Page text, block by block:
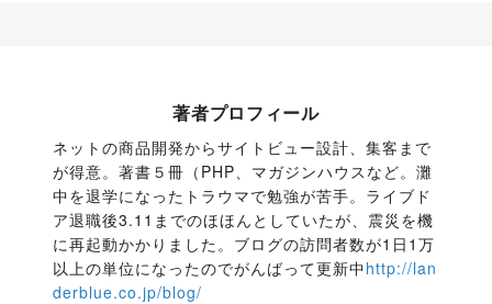
著者プロフィール
ネットの商品開発からサイトビュー設計、集客まで
が得意。著書５冊（PHP、マガジンハウスなど。灘
中を退学になったトラウマで勉強が苦手。ライブド
ア退職後3.11までのほほんとしていたが、震災を機
に再起動かかりました。ブログの訪問者数が1日1万
以上の単位になったのでがんばって更新中http://lan
derblue.co.jp/blog/